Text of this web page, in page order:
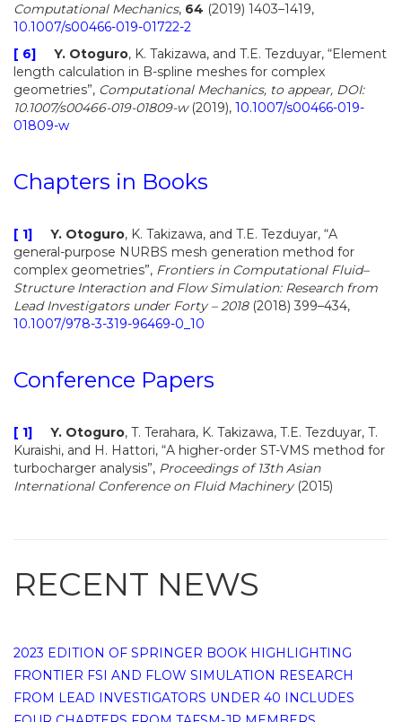
Computational Mechanics, 64 (2019) 1403–1419,
10.1007/s00466-019-01722-2
[ 6]
Y. Otoguro, K. Takizawa, and T.E. Tezduyar, “Element
length calculation in B-spline meshes for complex
geometries”, Computational Mechanics, to appear, DOI:
10.1007/s00466-019-01809-w(2019), 10.1007/s00466-019-
01809-w
Chapters in Books
[ 1] Y. Otoguro, K. Takizawa, and T.E. Tezduyar, “A
general-purpose NURBS mesh generation method for
complex geometries”, Frontiers in Computational Fluid–
Structure Interaction and Flow Simulation: Research from
Lead Investigators under Forty – 2018(2018) 399–434,
10.1007/978-3-319-96469-0_10
Conference Papers
[ 1] Y. Otoguro, T. Terahara, K. Takizawa, T.E. Tezduyar, T.
Kuraishi, and H. Hattori, “A higher-order ST-VMS method for
turbocharger analysis”, Proceedings of 13th Asian
International Conference on Fluid Machinery(2015)
RECENT NEWS
2023 EDITION OF SPRINGER BOOK HIGHLIGHTING
FRONTIER FSI AND FLOW SIMULATION RESEARCH
FROM LEAD INVESTIGATORS UNDER 40 INCLUDES